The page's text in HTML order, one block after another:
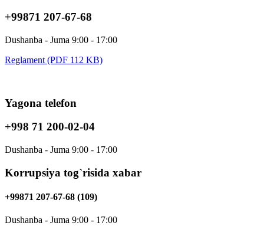
+99871 207-67-68
Dushanba - Juma 9:00 - 17:00
Reglament (PDF 112 KB)
Yagona telefon
+998 71 200-02-04
Dushanba - Juma 9:00 - 17:00
Korrupsiya tog`risida xabar
+99871 207-67-68 (109)
Dushanba - Juma 9:00 - 17:00